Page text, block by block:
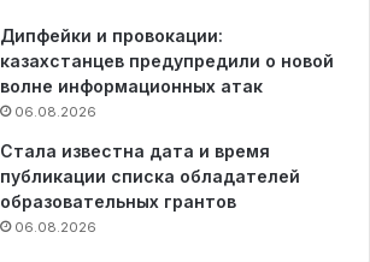
Дипфейки и провокации:
казахстанцев предупредили о новой
волне информационных атак
06.08.2026
Стала известна дата и время
публикации списка обладателей
образовательных грантов
06.08.2026